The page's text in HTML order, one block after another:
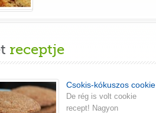
receptje
Csokis-kókuszos cookie
De rég is volt cookie
recept! Nagyon